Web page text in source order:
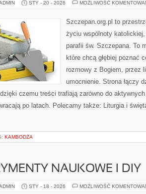
STY - 20 - 2026 MOŻLIWOŚĆ
Szczepan.org.pl to
życiu wspólnoty
parafii św. Szczepana. To
które chcą głębiej poznać
rozmowy z Bogiem, przez
umocnienie. Strona łączy
czemu treści trafiają zarówno do
po latach. Polecamy także: Liturgia i
KAMBODŻA
NAUKOWE I DIY
STY - 18 - 2026 MOŻLIWOŚĆ